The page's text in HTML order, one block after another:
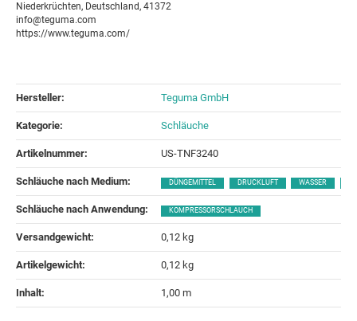
Niederkrüchten, Deutschland, 41372
info@teguma.com
https://www.teguma.com/
Hersteller: Teguma GmbH
Kategorie: Schläuche
Artikelnummer: US-TNF3240
Schläuche nach Medium‍: DÜNGEMITTEL DRUCKLUFT WASSER
Schläuche nach Anwendung‍: KOMPRESSORSCHLAUCH
Versandgewicht‍: 0,12 kg
Artikelgewicht‍: 0,12 kg
Inhalt‍: 1,00 m